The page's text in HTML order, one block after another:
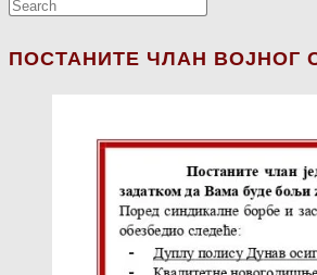
ПОСТАНИТЕ ЧЛАН ВОЈНОГ